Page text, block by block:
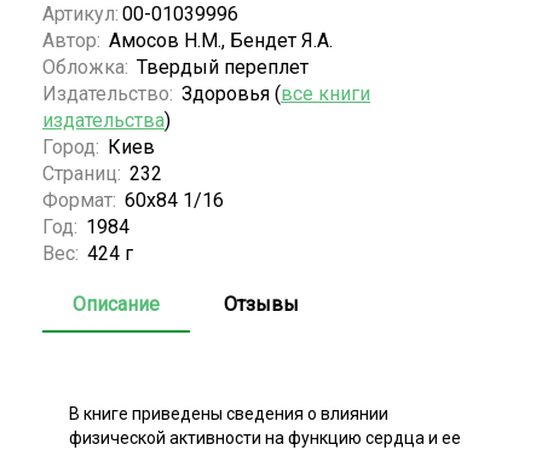
Артикул: 00-01039996
Автор: Амосов Н.М., Бендет Я.А.
Обложка: Твердый переплет
Издательство: Здоровья (все книги
издательства)
Город: Киев
Страниц: 232
Формат: 60х84 1/16
Год: 1984
Вес: 424 г
Описание Отзывы
В книге приведены сведения о влиянии
физической активности на функцию сердца и ее